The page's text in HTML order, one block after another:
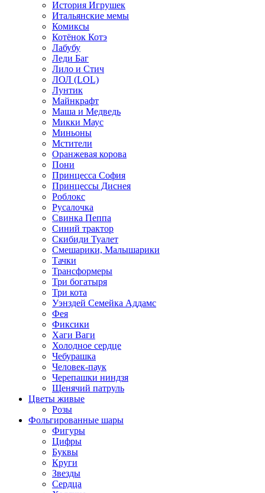
История Игрушек
Итальянские мемы
Комиксы
Котёнок Котэ
Лабубу
Леди Баг
Лило и Стич
ЛОЛ (LOL)
Лунтик
Майнкрафт
Маша и Медведь
Микки Маус
Миньоны
Мстители
Оранжевая корова
Пони
Принцесса София
Принцессы Диснея
Роблокс
Русалочка
Свинка Пеппа
Синий трактор
Скибиди Туалет
Смешарики, Малышарики
Тачки
Трансформеры
Три богатыря
Три кота
Уэнздей Семейка Аддамс
Фея
Фиксики
Хаги Ваги
Холодное сердце
Чебурашка
Человек-паук
Черепашки ниндзя
Щенячий патруль
Цветы живые
Розы
Фольгированные шары
Фигуры
Цифры
Буквы
Круги
Звезды
Сердца